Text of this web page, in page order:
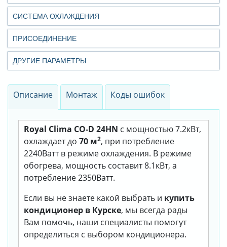
СИСТЕМА ОХЛАЖДЕНИЯ
ПРИСОЕДИНЕНИЕ
ДРУГИЕ ПАРАМЕТРЫ
Описание Монтаж Коды ошибок
Royal Clima CO-D 24HN с мощностью 7.2кВт,
охлаждает до 70 м2, при потребление
2240Ватт в режиме охлаждения. В режиме
обогрева, мощность составит 8.1кВт, а
потребление 2350Ватт.
Если вы не знаете какой выбрать и купить
кондиционер в Курске, мы всегда рады
Вам помочь, наши специалисты помогут
определиться с выбором кондиционера.